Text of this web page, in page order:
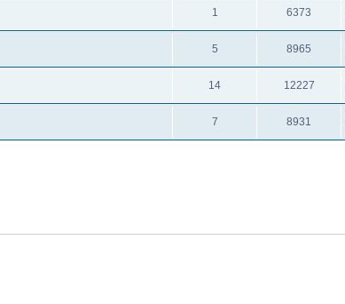
1 6373
5 8965
14 12227
7 8931